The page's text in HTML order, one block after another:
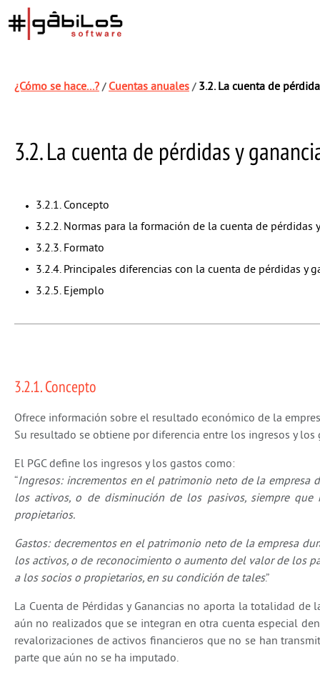
¿Cómo se hace...? / Cuentas anuales / 3.2. La cuenta de
3.2. La cuenta de pérdidas y
3.2.1. Concepto
3.2.2. Normas para la formación de la cuenta de pérdidas
3.2.3. Formato
3.2.4. Principales diferencias con la cuenta de pérdidas y
3.2.5. Ejemplo
3.2.1. Concepto
Ofrece información sobre el resultado económico de la
Su resultado se obtiene por diferencia entre los ingresos y los
El PGC define los ingresos y los gastos como:
“Ingresos: incrementos en el patrimonio neto de la empresa
los activos, o de disminución de los pasivos, siempre
propietarios.
Gastos: decrementos en el patrimonio neto de la empresa
los activos, o de reconocimiento o aumento del valor de los
a los socios o propietarios, en su condición de tales.”
La Cuenta de Pérdidas y Ganancias no aporta la totalidad
aún no realizados que se integran en otra cuenta especial
revalorizaciones de activos financieros que no se han
parte que aún no se ha imputado.